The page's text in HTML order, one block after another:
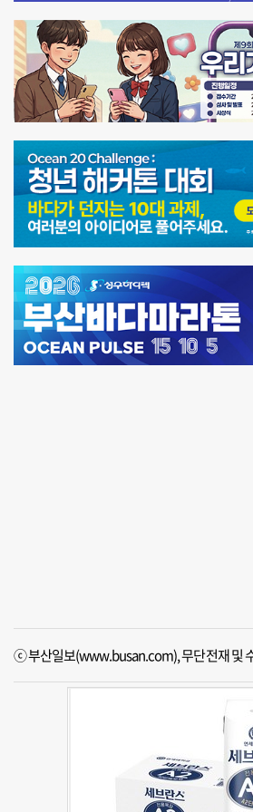
ⓒ 부산일보(www.busan.com), 무단전재 및